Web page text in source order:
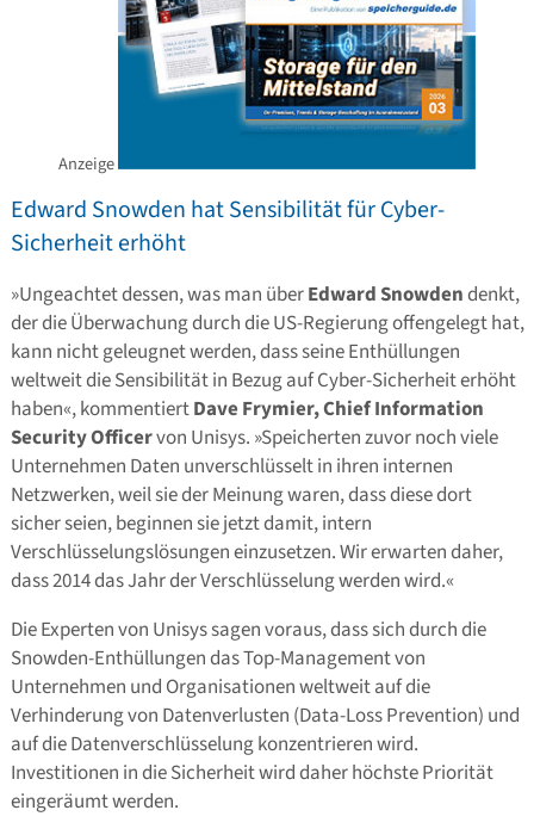
Anzeige
Edward Snowden hat Sensibilität für Cyber-
Sicherheit erhöht
»Ungeachtet dessen, was man überEdward Snowdendenkt,
der die Überwachung durch die US-Regierung offengelegt hat,
kann nicht geleugnet werden, dass seine Enthüllungen
weltweit die Sensibilität in Bezug auf Cyber-Sicherheit erhöht
haben«, kommentiertDave Frymier, Chief Information
Security Officervon Unisys. »Speicherten zuvor noch viele
Unternehmen Daten unverschlüsselt in ihren internen
Netzwerken, weil sie der Meinung waren, dass diese dort
sicher seien, beginnen sie jetzt damit, intern
Verschlüsselungslösungen einzusetzen. Wir erwarten daher,
dass 2014 das Jahr der Verschlüsselung werden wird.«
Die Experten von Unisys sagen voraus, dass sich durch die
Snowden-Enthüllungen das Top-Management von
Unternehmen und Organisationen weltweit auf die
Verhinderung von Datenverlusten (Data-Loss Prevention) und
auf die Datenverschlüsselung konzentrieren wird.
Investitionen in die Sicherheit wird daher höchste Priorität
eingeräumt werden.